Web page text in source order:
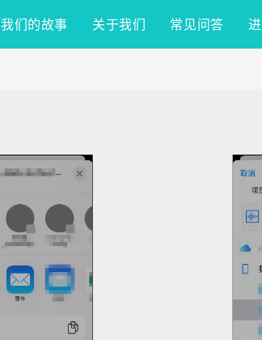
我们的故事 关于我们 常见问答